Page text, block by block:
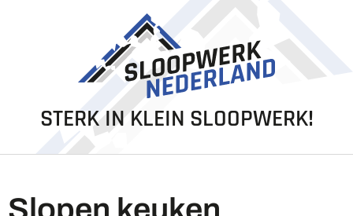
STERK IN KLEIN SLOOPWERK!
Slopen keuken